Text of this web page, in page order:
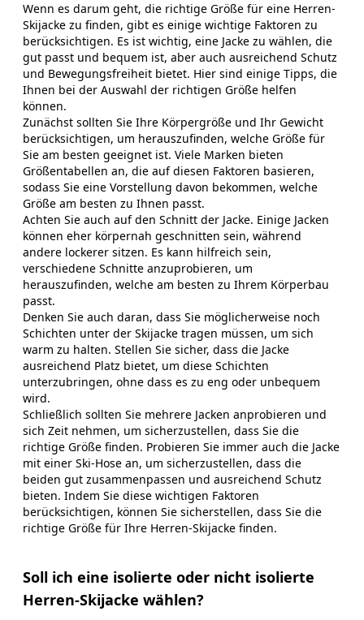
Wenn es darum geht, die richtige Größe für eine Herren-
Skijacke zu finden, gibt es einige wichtige Faktoren zu
berücksichtigen. Es ist wichtig, eine Jacke zu wählen, die
gut passt und bequem ist, aber auch ausreichend Schutz
und Bewegungsfreiheit bietet. Hier sind einige Tipps, die
Ihnen bei der Auswahl der richtigen Größe helfen
können.
Zunächst sollten Sie Ihre Körpergröße und Ihr Gewicht
berücksichtigen, um herauszufinden, welche Größe für
Sie am besten geeignet ist. Viele Marken bieten
Größentabellen an, die auf diesen Faktoren basieren,
sodass Sie eine Vorstellung davon bekommen, welche
Größe am besten zu Ihnen passt.
Achten Sie auch auf den Schnitt der Jacke. Einige Jacken
können eher körpernah geschnitten sein, während
andere lockerer sitzen. Es kann hilfreich sein,
verschiedene Schnitte anzuprobieren, um
herauszufinden, welche am besten zu Ihrem Körperbau
passt.
Denken Sie auch daran, dass Sie möglicherweise noch
Schichten unter der Skijacke tragen müssen, um sich
warm zu halten. Stellen Sie sicher, dass die Jacke
ausreichend Platz bietet, um diese Schichten
unterzubringen, ohne dass es zu eng oder unbequem
wird.
Schließlich sollten Sie mehrere Jacken anprobieren und
sich Zeit nehmen, um sicherzustellen, dass Sie die
richtige Größe finden. Probieren Sie immer auch die Jacke
mit einer Ski-Hose an, um sicherzustellen, dass die
beiden gut zusammenpassen und ausreichend Schutz
bieten. Indem Sie diese wichtigen Faktoren
berücksichtigen, können Sie sicherstellen, dass Sie die
richtige Größe für Ihre Herren-Skijacke finden.
Soll ich eine isolierte oder nicht isolierte
Herren-Skijacke wählen?